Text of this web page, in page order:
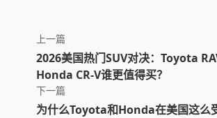
上一篇
2026美国热门SUV对决：Toyota
Honda CR-V谁更值得买？
下一篇
为什么Toyota和Honda在美国这么